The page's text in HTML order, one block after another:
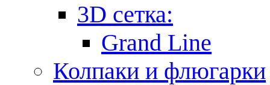
3D сетка:
Grand Line
Колпаки и флюгарки